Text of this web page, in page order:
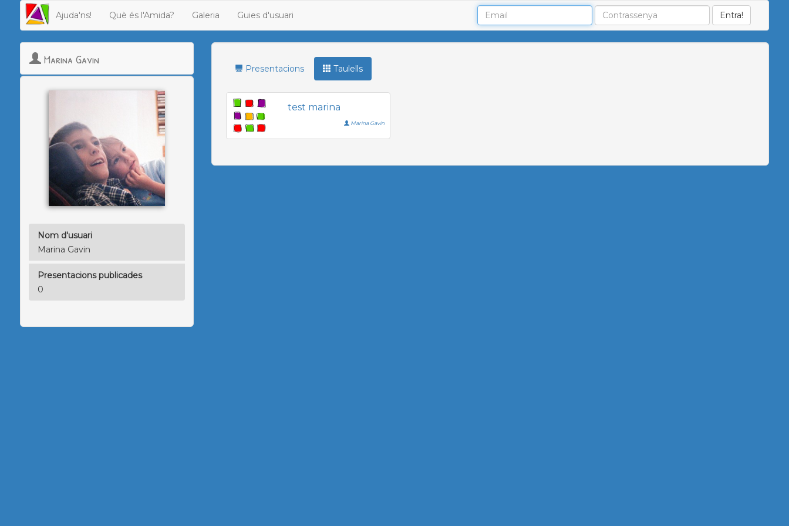
Ajuda'ns! Què és l'Amida? Galeria Guies d'usuari
Marina Gavin
Nom d'usuari
Marina Gavin
Presentacions publicades
0
Presentacions Taulells
test marina
Marina Gavin